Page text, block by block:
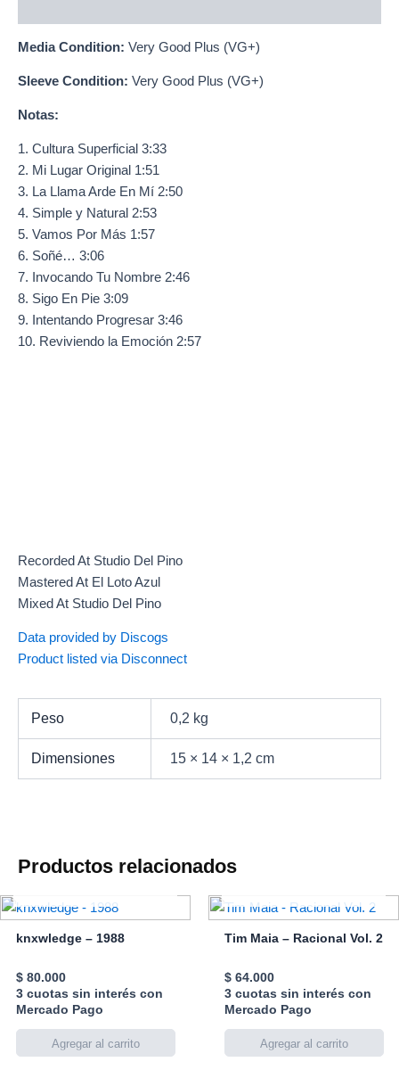
Media Condition: Very Good Plus (VG+)
Sleeve Condition: Very Good Plus (VG+)
Notas:
1. Cultura Superficial 3:33
2. Mi Lugar Original 1:51
3. La Llama Arde En Mí 2:50
4. Simple y Natural 2:53
5. Vamos Por Más 1:57
6. Soñé… 3:06
7. Invocando Tu Nombre 2:46
8. Sigo En Pie 3:09
9. Intentando Progresar 3:46
10. Reviviendo la Emoción 2:57
Recorded At Studio Del Pino
Mastered At El Loto Azul
Mixed At Studio Del Pino
Data provided by Discogs
Product listed via Disconnect
Peso 0,2 kg
Dimensiones 15 × 14 × 1,2 cm
Productos relacionados
knxwledge – 1988
$80.000
3 cuotas sin interés con
Mercado Pago
Tim Maia – Racional Vol. 2
$64.000
3 cuotas sin interés con
Mercado Pago